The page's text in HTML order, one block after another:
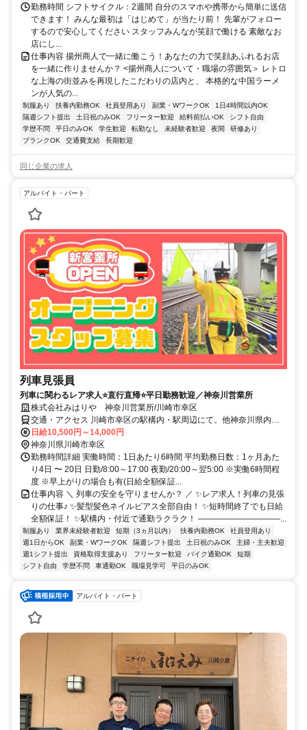
勤務時間 シフトサイクル：2週間 自分のスマホや携帯から簡単に送信
できます！ みんな最初は「はじめて」が当たり前！ 先輩がフォロー
するので安心してください スタッフみんなが笑顔で働ける 素敵なお
店にし...
仕事内容 揚州商人で一緒に働こう！あなたの力で笑顔あふれるお店
を一緒に作りませんか？ <揚州商人について・職場の雰囲気＞ レトロ
な上海の街並みを再現したこだわりの店内と、 本格的な中国ラーメ
ンが人気の...
制服あり 扶養内勤務OK 社員登用あり 副業・WワークOK
1日4時間以内OK
隔週シフト提出
土日祝のみOK フリーター歓迎 給料前払いOK
シフト自由
学歴不問
平日のみOK 学生歓迎 転勤なし 未経験者歓迎 夜間
研修あり
ブランクOK
交通費支給 長期歓迎
同じ企業の求人
アルバイト・パート
列車見張員
列車に関わるレア求人⭐直行直帰⭐平日勤務歓迎／神奈川営業所
株式会社みはりや 神奈川営業所/川崎市幸区
交通・アクセス 川崎市幸区の駅構内・駅周辺にて。他神奈川県内・
都内に現場あり。 ☆直行直帰
日給10,500円～14,000円
神奈川県川崎市幸区
勤務時間詳細 実働時間：1日あたり6時間 平均勤務日数：1ヶ月あた
り4日 〜 20日 日勤/8:00～17:00 夜勤/20:00～翌5:00 ※実働6時間程
度 ※早上がりの場合も有(日給全額保証...
仕事内容 ＼ 列車の安全を守りませんか？ ／ ✨レア求人！列車の見張
りの仕事♪ ✨髪型髪色ネイルピアス全部自由！ ✨短時間終了でも日給
全額保証！ ✨駅構内・付近で通勤ラクラク！ ――――――――――...
制服あり 業界未経験者歓迎 短期（3ヵ月以内） 扶養内勤務OK
社員登用あり
週1日からOK
副業・WワークOK 隔週シフト提出 土日祝のみOK
主婦・主夫歓迎
週1シフト提出
資格取得支援あり フリーター歓迎 バイク通勤OK
短期
シフト自由
学歴不問 車通勤OK 職場見学可 平日のみOK
アルバイト・パート